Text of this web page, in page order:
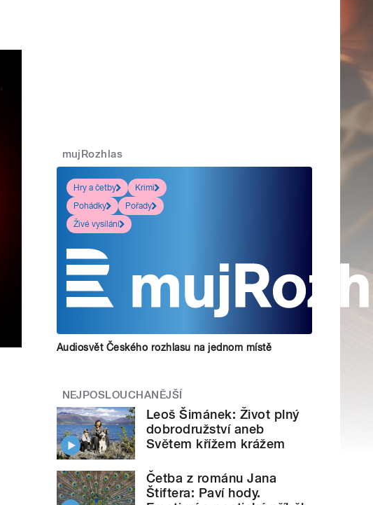
mujRozhlas
Hry a četby
Krimi
Pohádky
Pořady
Živé vysílání
Audiosvět Českého rozhlasu na jednom místě
NEJPOSLOUCHANĚJŠÍ
Leoš Šimánek: Život plný
dobrodružství aneb
Světem křížem krážem
Četba z románu Jana
Štiftera: Paví hody.